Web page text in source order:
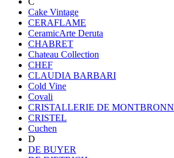
Cake Vintage
CERAFLAME
CeramicArte Deruta
CHABRET
Chateau Collection
CHEF
CLAUDIA BARBARI
Cold Vine
Covali
CRISTALLERIE DE MONTBRONN
CRISTEL
Cuchen
D
DE BUYER